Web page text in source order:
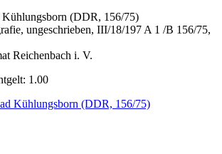
Kühlungsborn (DDR, 156/75)
ungeschrieben, III/18/197 A 1 /B 156/75,
Reichenbach i. V.
1.00